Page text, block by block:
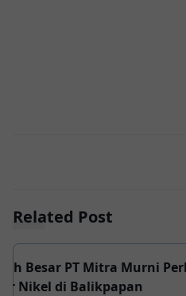
Related Post
Besar PT Mitra Murni
Nikel di Balikpapan